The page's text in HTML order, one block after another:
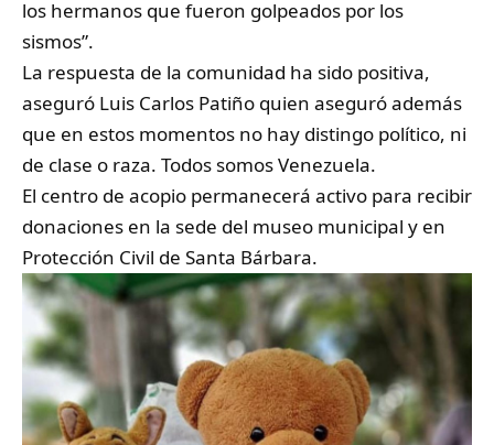
los hermanos que fueron golpeados por los
sismos”.
La respuesta de la comunidad ha sido positiva,
aseguró Luis Carlos Patiño quien aseguró además
que en estos momentos no hay distingo político, ni
de clase o raza. Todos somos Venezuela.
El centro de acopio permanecerá activo para recibir
donaciones en la sede del museo municipal y en
Protección Civil de Santa Bárbara.